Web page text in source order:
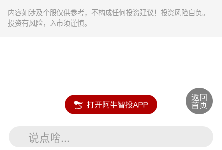
内容如涉及个股仅供参考，不构成任何投资建议！投资风险自负。
投资有风险，入市须谨慎。
说点啥...